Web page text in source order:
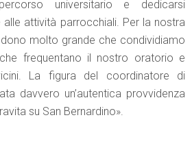
universitario e dedicarsi
attività parrocchiali. Per la nostra
molto grande che condividiamo
frequentano il nostro oratorio e
La figura del coordinatore di
davvero un’autentica provvidenza
su San Bernardino».